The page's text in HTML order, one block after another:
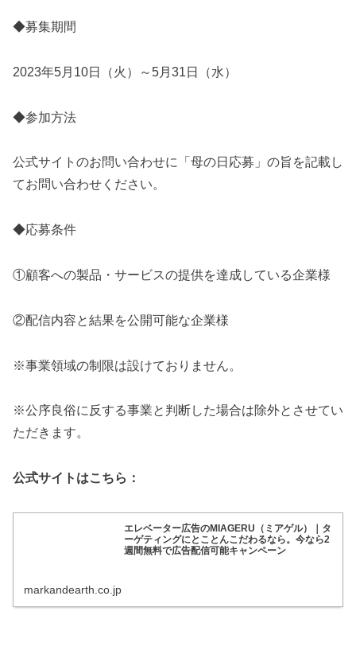
◆募集期間
2023年5月10日（火）～5月31日（水）
◆参加方法
公式サイトのお問い合わせに「母の日応募」の旨を記載し
てお問い合わせください。
◆応募条件
①顧客への製品・サービスの提供を達成している企業様
②配信内容と結果を公開可能な企業様
※事業領域の制限は設けておりません。
※公序良俗に反する事業と判断した場合は除外とさせてい
ただきます。
公式サイトはこちら：
エレベーター広告のMIAGERU（ミアゲル）｜タ
ーゲティングにとことんこだわるなら。今なら2
週間無料で広告配信可能キャンペーン
markandearth.co.jp